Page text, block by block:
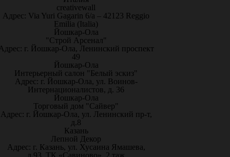
creativewall
Адрес: Via Yuri Gagarin 6/a – 42123 Reggio
Emilia (Italia)
Йошкар-Ола
"Строй Арсенал"
г. Йошкар-Ола, Ленинский проспект
49
Йошкар-Ола
Интерьерный салон "Белый эскиз"
Адрес: г. Йошкар-Ола, ул. Воинов-
Интернационалистов, д. 36
Йошкар-Ола
Торговый дом "Сайвер"
Адрес: г. Йошкар-Ола, ул. Ленинский пр-т,
д.8
Казань
Лепной Декор
Адрес: г. Казань, ул. Хусаина Ямашева,